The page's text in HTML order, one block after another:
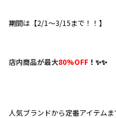
期間は【2/1〜3/15まで！！】
店内商品が最大80%OFF ！✨✨
人気ブランドから定番アイテム